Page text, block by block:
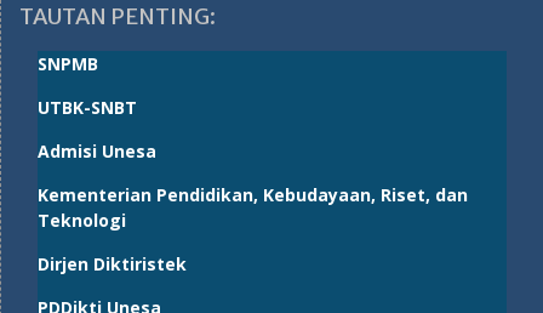
TAUTAN PENTING:
SNPMB
UTBK-SNBT
Admisi Unesa
Kementerian Pendidikan, Kebudayaan, Riset, dan
Teknologi
Dirjen Diktiristek
PDDikti Unesa